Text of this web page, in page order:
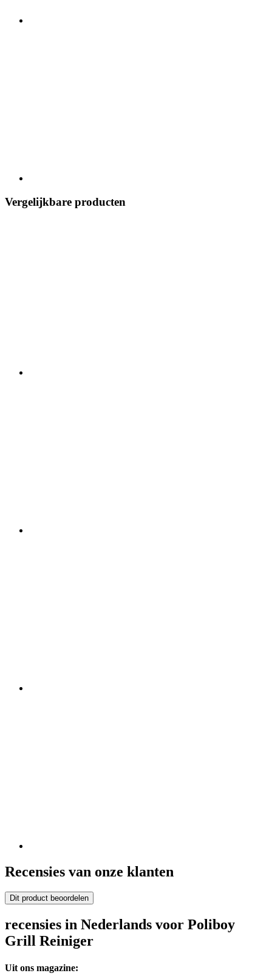
Vergelijkbare producten
Recensies van onze klanten
Dit product beoordelen
recensies in Nederlands voor Poliboy
Grill Reiniger
Uit ons magazine: